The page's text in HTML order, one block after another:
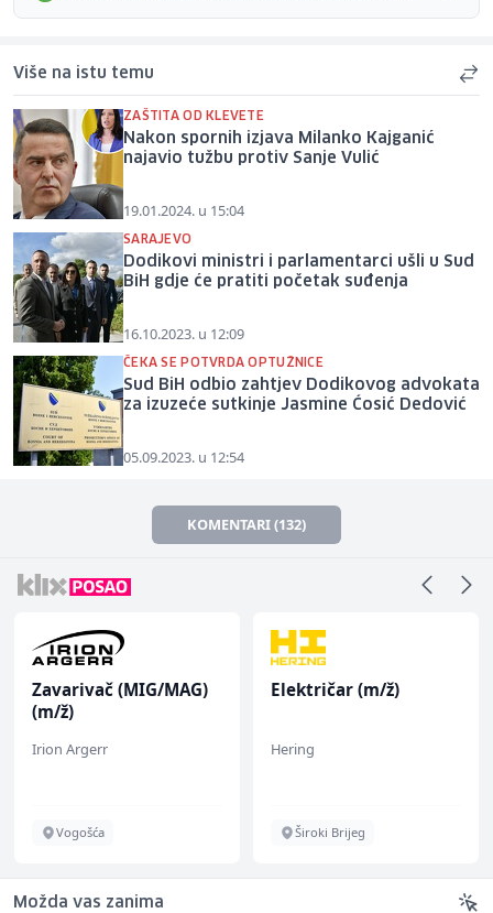
Više na istu temu
ZAŠTITA OD KLEVETE
Nakon spornih izjava Milanko Kajganić
najavio tužbu protiv Sanje Vulić
19.01.2024. u 15:04
SARAJEVO
Dodikovi ministri i parlamentarci ušli u Sud
BiH gdje će pratiti početak suđenja
16.10.2023. u 12:09
ČEKA SE POTVRDA OPTUŽNICE
Sud BiH odbio zahtjev Dodikovog advokata
za izuzeće sutkinje Jasmine Ćosić Dedović
05.09.2023. u 12:54
KOMENTARI (132)
Zavarivač (MIG/MAG)
(m/ž)
Irion Argerr
Vogošća
Električar (m/ž)
Hering
Široki Brijeg
Možda vas zanima